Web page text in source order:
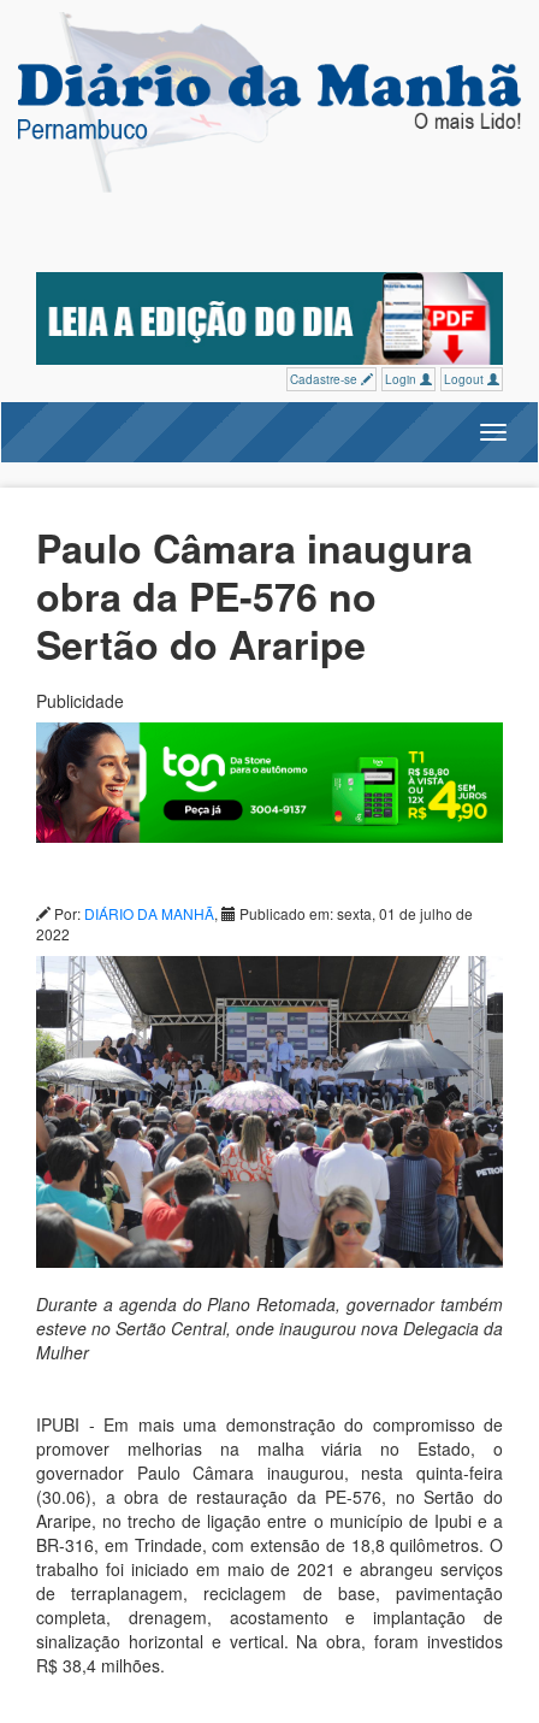
Cadastre-se Login Logout
Paulo Câmara inaugura
obra da PE-576 no
Sertão do Araripe
Publicidade
Por: DIÁRIO DA MANHÃ,
Publicado em: sexta, 01 de julho de
2022
Durante a agenda do Plano Retomada, governador também
esteve no Sertão Central, onde inaugurou nova Delegacia da
Mulher
IPUBI - Em mais uma demonstração do compromisso de
promover melhorias na malha viária no Estado, o
governador Paulo Câmara inaugurou, nesta quinta-feira
(30.06), a obra de restauração da PE-576, no Sertão do
Araripe, no trecho de ligação entre o município de Ipubi e a
BR-316, em Trindade, com extensão de 18,8 quilômetros. O
trabalho foi iniciado em maio de 2021 e abrangeu serviços
de terraplanagem, reciclagem de base, pavimentação
completa, drenagem, acostamento e implantação de
sinalização horizontal e vertical. Na obra, foram investidos
R$ 38,4 milhões.